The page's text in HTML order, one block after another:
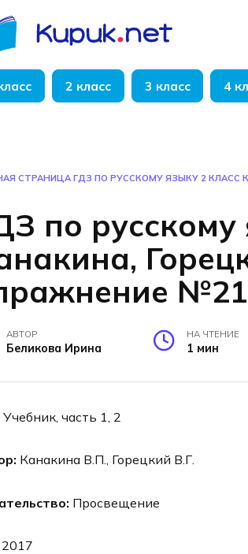
2 класс 3 класс 4
СТРАНИЦА ГДЗ ПО РУССКОМУ ЯЗЫКУ 2 КЛАСС
по русскому
АВТОР
Беликова Ирина
НА ЧТЕНИЕ
1 мин
Учебник, часть 1, 2
Канакина В.П., Горецкий В.Г.
Просвещение
2017